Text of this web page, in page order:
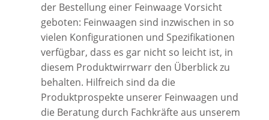
der Bestellung einer Feinwaage Vorsicht
geboten: Feinwaagen sind inzwischen in so
vielen Konfigurationen und Spezifikationen
verfügbar, dass es gar nicht so leicht ist, in
diesem Produktwirrwarr den Überblick zu
behalten. Hilfreich sind da die
Produktprospekte unserer Feinwaagen und
die Beratung durch Fachkräfte aus unserem